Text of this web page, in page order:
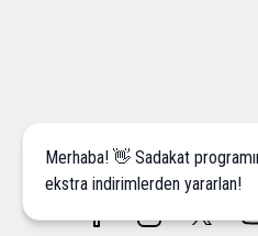
Merhaba! 👋 Sadakat
ekstra indirimlerden yararlan!